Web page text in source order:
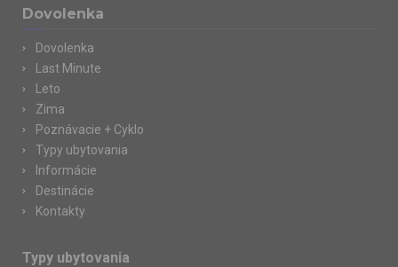
Dovolenka
Dovolenka
Last Minute
Leto
Zima
Poznávacie + Cyklo
Typy ubytovania
Informácie
Destinácie
Kontakty
Typy ubytovania